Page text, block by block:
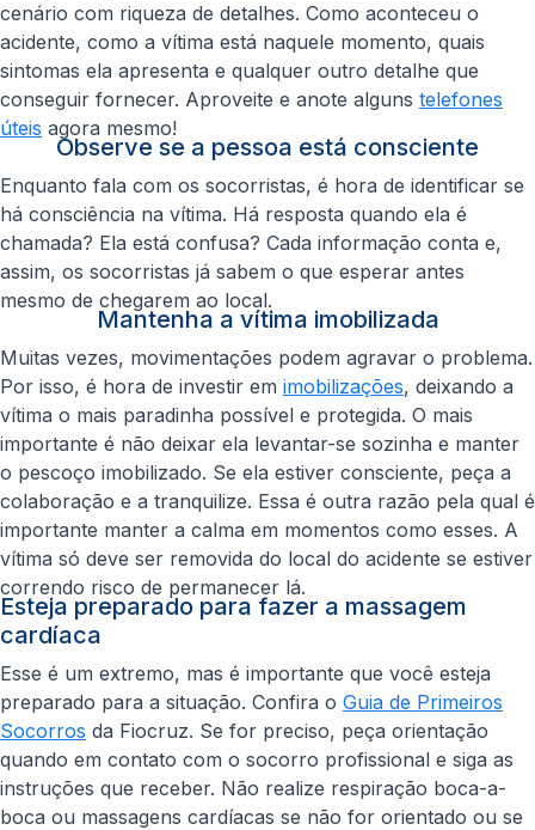
cenário com riqueza de detalhes. Como aconteceu o
acidente, como a vítima está naquele momento, quais
sintomas ela apresenta e qualquer outro detalhe que
conseguir fornecer. Aproveite e anote alguns telefones
úteis agora mesmo!
Observe se a pessoa está consciente
Enquanto fala com os socorristas, é hora de identificar se
há consciência na vítima. Há resposta quando ela é
chamada? Ela está confusa? Cada informação conta e,
assim, os socorristas já sabem o que esperar antes
mesmo de chegarem ao local.
Mantenha a vítima imobilizada
Muitas vezes, movimentações podem agravar o problema.
Por isso, é hora de investir em imobilizações, deixando a
vítima o mais paradinha possível e protegida. O mais
importante é não deixar ela levantar-se sozinha e manter
o pescoço imobilizado. Se ela estiver consciente, peça a
colaboração e a tranquilize. Essa é outra razão pela qual é
importante manter a calma em momentos como esses. A
vítima só deve ser removida do local do acidente se estiver
correndo risco de permanecer lá.
Esteja preparado para fazer a massagem
cardíaca
Esse é um extremo, mas é importante que você esteja
preparado para a situação. Confira o Guia de Primeiros
Socorros da Fiocruz. Se for preciso, peça orientação
quando em contato com o socorro profissional e siga as
instruções que receber. Não realize respiração boca-a-
boca ou massagens cardíacas se não for orientado ou se